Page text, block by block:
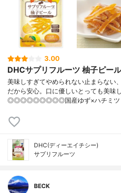
3.00
DHCサプリフルーツ 柚子ピール
美味しすぎてやめられない止まらない
だから安心。口に優しいとっても美味
◎◎◎◎◎◎◎◎◎国産ゆず×ハチミツ
DHC(ディーエイチシー)
サプリフルーツ
BECK